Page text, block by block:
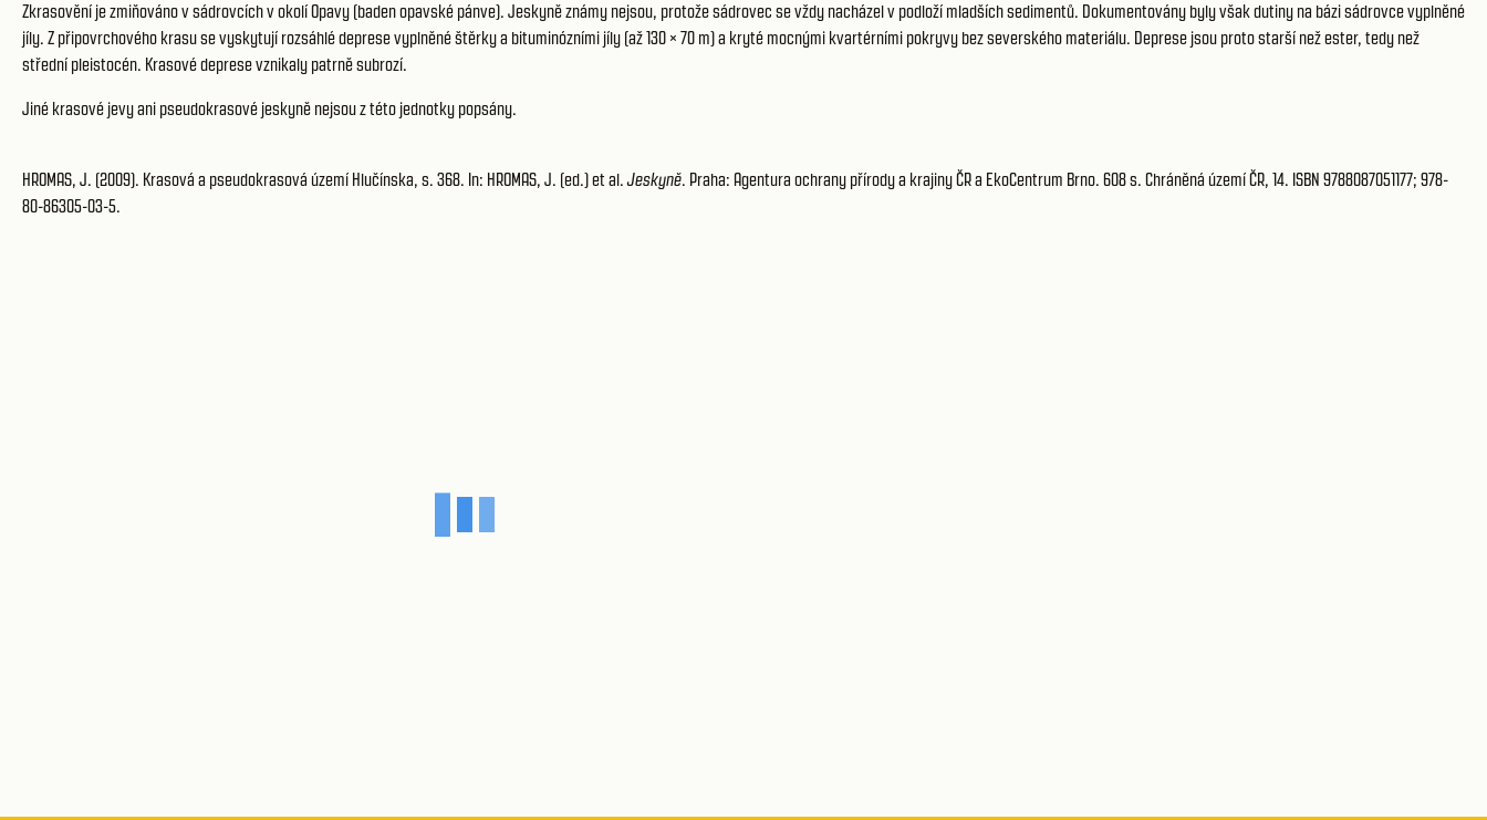
Zkrasovění je zmiňováno v sádrovcích v okolí Opavy (baden opavské pánve). Jeskyně známy nejsou, protože sádrovec se vždy nacházel v podloží mladších sedimentů. Dokumentovány byly však dutiny na bázi sádrovce vyplněné
jíly. Z připovrchového krasu se vyskytují rozsáhlé deprese vyplněné štěrky a bituminózními jíly (až 130 × 70 m) a kryté mocnými kvartérními pokryvy bez severského materiálu. Deprese jsou proto starší než ester, tedy než
střední pleistocén. Krasové deprese vznikaly patrně subrozí.
Jiné krasové jevy ani pseudokrasové jeskyně nejsou z této jednotky popsány.
HROMAS, J. (2009). Krasová a pseudokrasová území Hlučínska, s. 368. In: HROMAS, J. (ed.) et al.Jeskyně. Praha: Agentura ochrany přírody a krajiny ČR a EkoCentrum Brno. 608 s. Chráněná území ČR, 14. ISBN 9788087051177; 978-
80-86305-03-5.